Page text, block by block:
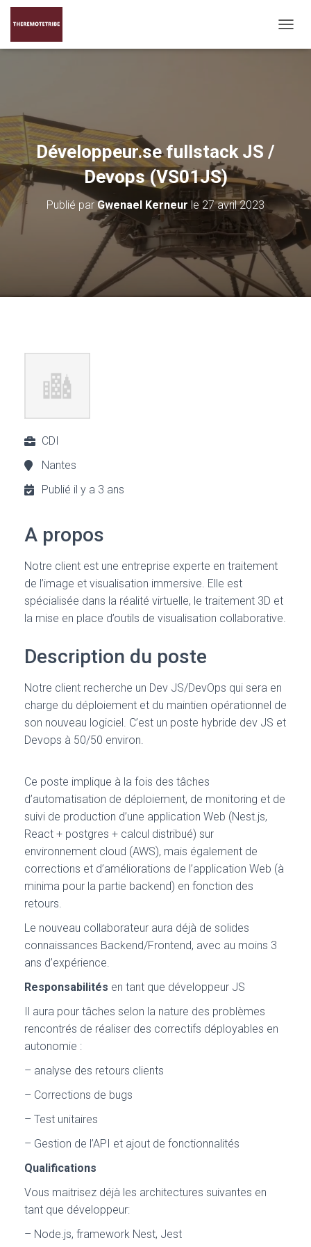
É
I
G
A
T
I
O
N
Développeur.se fullstack JS /
Devops (VS01JS)
Publié parGwenael Kerneur le 27 avril 2023
CDI
Nantes
Publié il y a 3 ans
A propos
Notre client est une entreprise experte en traitement
de l’image et visualisation immersive. Elle est
spécialisée dans la réalité virtuelle, le traitement 3D et
la mise en place d’outils de visualisation collaborative.
Description du poste
Notre client recherche un Dev JS/DevOps qui sera en
charge du déploiement et du maintien opérationnel de
son nouveau logiciel. C’est un poste hybride dev JS et
Devops à 50/50 environ.
Ce poste implique à la fois des tâches
d’automatisation de déploiement, de monitoring et de
suivi de production d’une application Web (Nest.js,
React + postgres + calcul distribué) sur
environnement cloud (AWS), mais également de
corrections et d’améliorations de l’application Web (à
minima pour la partie backend) en fonction des
retours.
Le nouveau collaborateur aura déjà de solides
connaissances Backend/Frontend, avec au moins 3
ans d’expérience.
Responsabilités en tant que développeur JS
Il aura pour tâches selon la nature des problèmes
rencontrés de réaliser des correctifs déployables en
autonomie :
– analyse des retours clients
– Corrections de bugs
– Test unitaires
– Gestion de l’API et ajout de fonctionnalités
Qualifications
Vous maitrisez déjà les architectures suivantes en
tant que développeur:
– Node.js, framework Nest, Jest